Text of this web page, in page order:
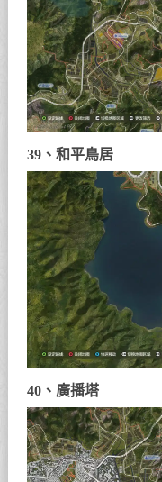
39、和平鳥居
40、廣播塔